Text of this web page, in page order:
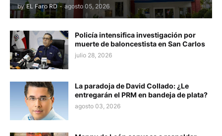
by EL Faro RD - agosto 05, 2026
Policía intensifica investigación por
muerte de baloncestista en San Carlos
julio 28, 2026
La paradoja de David Collado: ¿Le
entregarán el PRM en bandeja de plata?
agosto 03, 2026